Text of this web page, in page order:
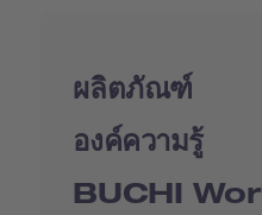
ผลิตภัณฑ์
องค์ความรู้
BUCHI